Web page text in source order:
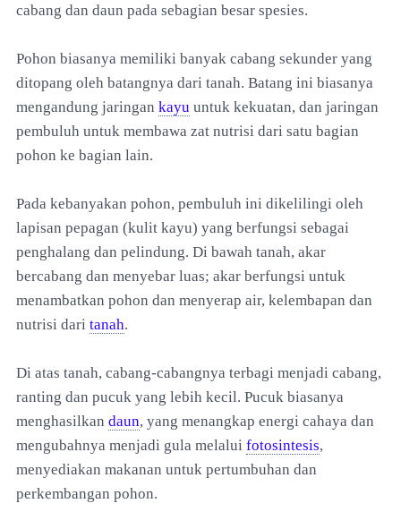
cabang dan daun pada sebagian besar spesies.
Pohon biasanya memiliki banyak cabang sekunder yang
ditopang oleh batangnya dari tanah. Batang ini biasanya
mengandung jaringan kayu untuk kekuatan, dan jaringan
pembuluh untuk membawa zat nutrisi dari satu bagian
pohon ke bagian lain.
Pada kebanyakan pohon, pembuluh ini dikelilingi oleh
lapisan pepagan (kulit kayu) yang berfungsi sebagai
penghalang dan pelindung. Di bawah tanah, akar
bercabang dan menyebar luas; akar berfungsi untuk
menambatkan pohon dan menyerap air, kelembapan dan
nutrisi dari tanah.
Di atas tanah, cabang-cabangnya terbagi menjadi cabang,
ranting dan pucuk yang lebih kecil. Pucuk biasanya
menghasilkan daun, yang menangkap energi cahaya dan
mengubahnya menjadi gula melalui fotosintesis,
menyediakan makanan untuk pertumbuhan dan
perkembangan pohon.